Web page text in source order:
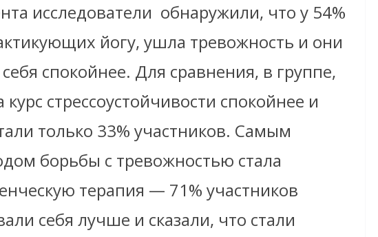
исследователи обнаружили, что у 54%
йогу, ушла тревожность и они
спокойнее. Для сравнения, в группе,
стрессоустойчивости спокойнее и
только 33% участников. Самым
борьбы с тревожностью стала
терапия — 71% участников
себя лучше и сказали, что стали